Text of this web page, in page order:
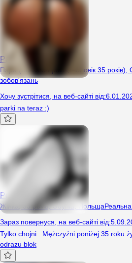
PatrycjaMarcin
Пара (Жінка 34 років, Чоловік 35
зобов'язань
Хочу зустрітися
на веб-сайті від:
parki na teraz :)
Poszukiwaczka0
Жінка, 33 років, Gdynia, ПольщаРеальна
Зараз повернуся, на веб-сайті від:
Tylko chojni . Mężczyźni poniżej 35 roku
odrazu blok